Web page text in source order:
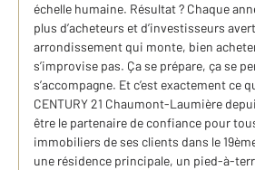
échelle humaine. Résultat ? Chaque
plus d’acheteurs et d’investisseurs
arrondissement qui monte, bien
s’improvise pas. Ça se prépare, ça se
s’accompagne. Et c’est exactement ce
CENTURY 21 Chaumont-Laumière
être le partenaire de confiance pour
immobiliers de ses clients dans le
une résidence principale, un pied-à-